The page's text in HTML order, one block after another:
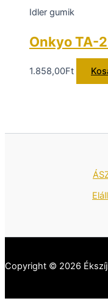
Idler gumik
Onkyo TA-
1.858,00Ft
Copyright © 2026